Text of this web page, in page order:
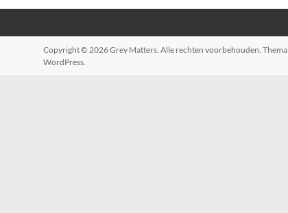
Copyright © 2026Grey Matters. Alle rechten voorbehouden. Thema
WordPress.